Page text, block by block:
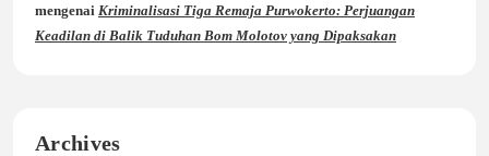
mengenai Kriminalisasi Tiga Remaja Purwokerto: Perjuangan
Keadilan di Balik Tuduhan Bom Molotov yang Dipaksakan
Archives